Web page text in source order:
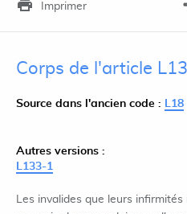
Imprimer
Corps de l'article
Source dans l'ancien code : L18
Autres versions :
L133-1
Les invalides que leurs